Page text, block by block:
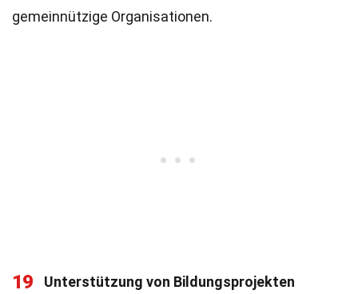
gemeinnützige Organisationen.
19
Unterstützung von Bildungsprojekten